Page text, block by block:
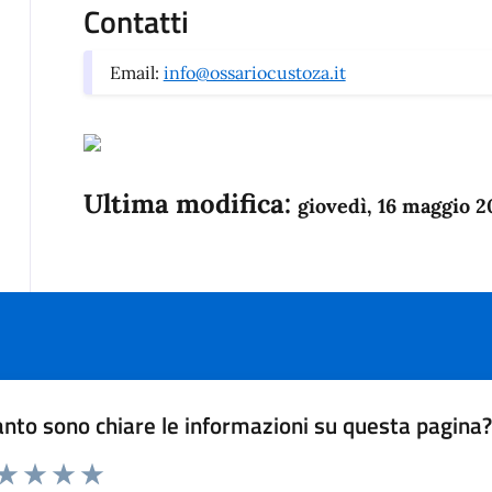
Contatti
Email: info@ossariocustoza.it
Ultima modifica: giovedì, 16 maggio
sono chiare le informazioni su questa pagina?
da 1 a 5 stelle la pagina